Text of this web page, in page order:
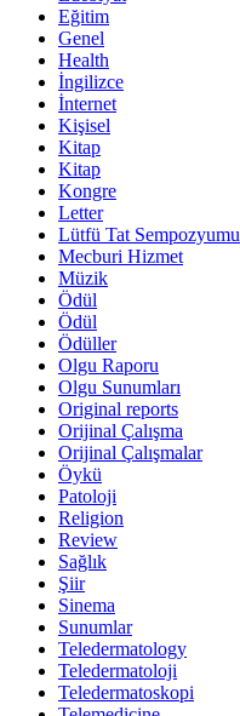
Eğitim
Genel
Health
İngilizce
İnternet
Kişisel
Kitap
Kitap
Kongre
Letter
Lütfü Tat Sempozyumu
Mecburi Hizmet
Müzik
Ödül
Ödül
Ödüller
Olgu Raporu
Olgu Sunumları
Original reports
Orijinal Çalışma
Orijinal Çalışmalar
Öykü
Patoloji
Religion
Review
Sağlık
Şiir
Sinema
Sunumlar
Teledermatology
Teledermatoloji
Teledermatoskopi